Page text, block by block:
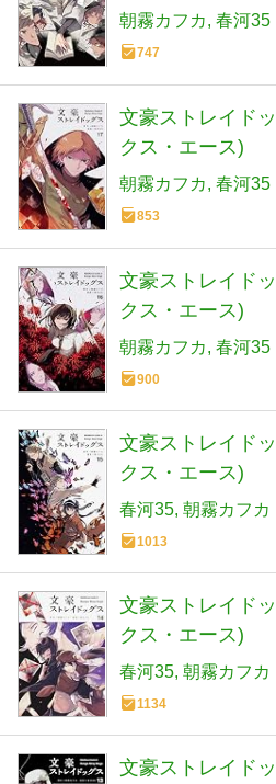
朝霧カフカ 春河35
747
文豪ストレイド
クス・エース)
朝霧カフカ 春河35
853
文豪ストレイド
クス・エース)
朝霧カフカ 春河35
900
文豪ストレイド
クス・エース)
春河35 朝霧カフカ
1013
文豪ストレイド
クス・エース)
春河35 朝霧カフカ
1134
文豪ストレイド